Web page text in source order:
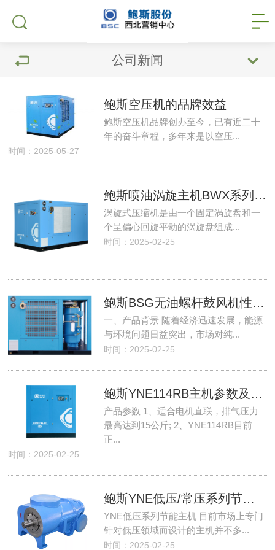
公司新闻
鲍斯空压机的品牌效益
鲍斯空压机品牌创办至今，已有近二十
年的奋斗章程，多年来是以空压...
时间：2025-05-27
鲍斯喷油涡旋主机BWX系列及EWX系列介绍
涡旋式压缩机是由一个固定涡旋盘和一
个呈偏心回旋平动的涡旋盘组成...
时间：2025-02-25
鲍斯BSG无油螺杆鼓风机性能优势介绍
一、产品背景 随着经济迅速发展，能源
与环境问题日益突出，市场对纯...
时间：2025-02-25
鲍斯YNE114RB主机参数及性能介绍
产品参数 1、适合电机直联，排气压力
最高达到15公斤; 2、YNE114RB目前
正...
时间：2025-02-25
鲍斯YNE低压/常压系列节能主机型号介绍
YNE低压系列节能主机 目前市场上专门
针对低压领域而设计的主机并不多...
时间：2025-02-25